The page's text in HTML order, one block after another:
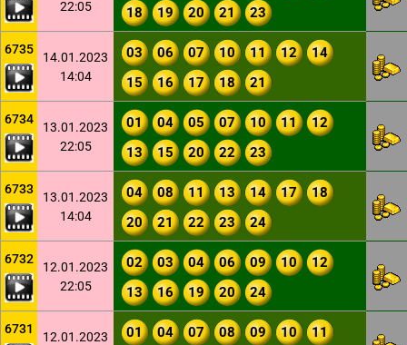
22:05
18
19 20 21 23
6735
14.01.2023
14:04
03 06 07 10 11 12
14
15
16 17 18 21
6734
13.01.2023
22:05
01 04 05 07 10 11
12
13
15 20 22 23
6733
13.01.2023
14:04
04 08 11 13 14 17
18
20
21 22 23 24
6732
12.01.2023
22:05
02 03 04 06 09 10
12
13
16 19 20 24
6731
12.01.2023
01 04 07 08 09 10
11